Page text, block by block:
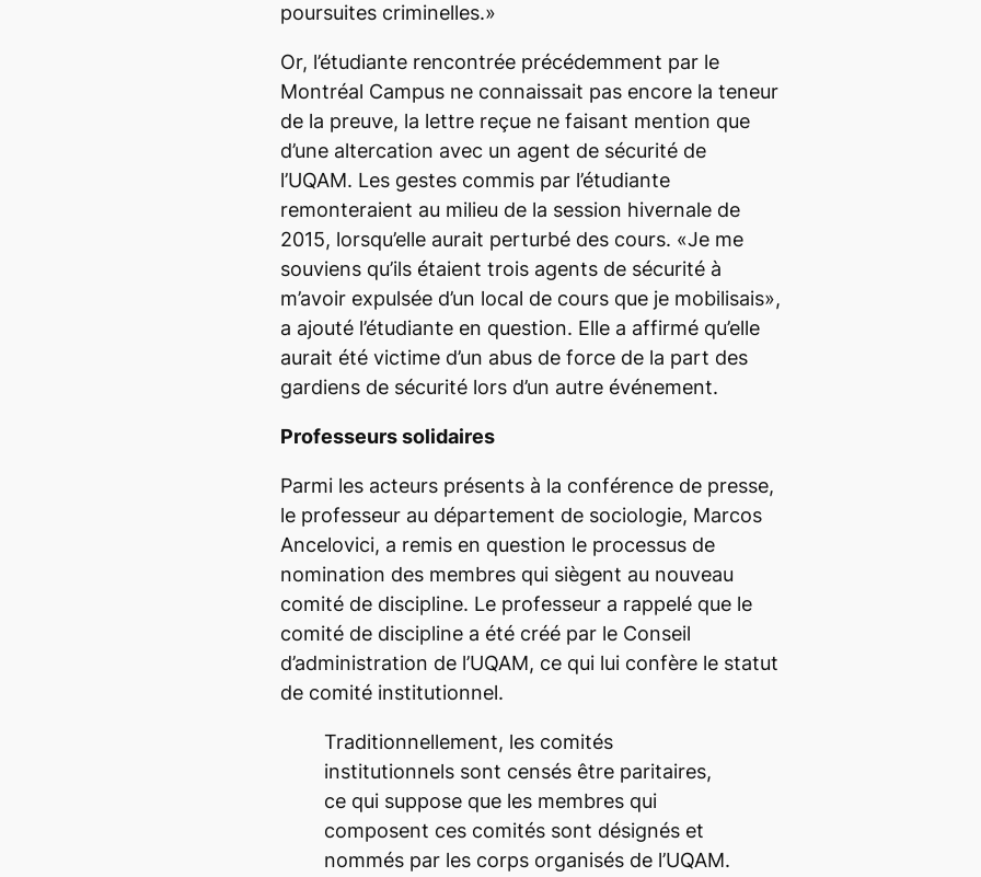
poursuites criminelles.»
Or, l’étudiante rencontrée précédemment par le
Montréal Campus ne connaissait pas encore la teneur
de la preuve, la lettre reçue ne faisant mention que
d’une altercation avec un agent de sécurité de
l’UQAM. Les gestes commis par l’étudiante
remonteraient au milieu de la session hivernale de
2015, lorsqu’elle aurait perturbé des cours. «Je me
souviens qu’ils étaient trois agents de sécurité à
m’avoir expulsée d’un local de cours que je mobilisais»,
a ajouté l’étudiante en question. Elle a affirmé qu’elle
aurait été victime d’un abus de force de la part des
gardiens de sécurité lors d’un autre événement.
Professeurs solidaires
Parmi les acteurs présents à la conférence de presse,
le professeur au département de sociologie, Marcos
Ancelovici, a remis en question le processus de
nomination des membres qui siègent au nouveau
comité de discipline. Le professeur a rappelé que le
comité de discipline a été créé par le Conseil
d’administration de l’UQAM, ce qui lui confère le statut
de comité institutionnel.
Traditionnellement, les comités
institutionnels sont censés être paritaires,
ce qui suppose que les membres qui
composent ces comités sont désignés et
nommés par les corps organisés de l’UQAM.